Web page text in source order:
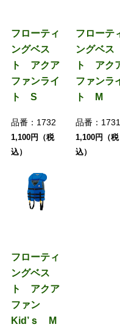
フローティ
ングベス
ト アクア
ファンライ
ト S
品番： 1732
1,100円（税
込）
フローテ
ングベス
ト アク
ファンラ
ト M
品番： 1731
1,100円（税
込）
フローティ
ングベス
ト アクア
ファン
Kid’ｓ M